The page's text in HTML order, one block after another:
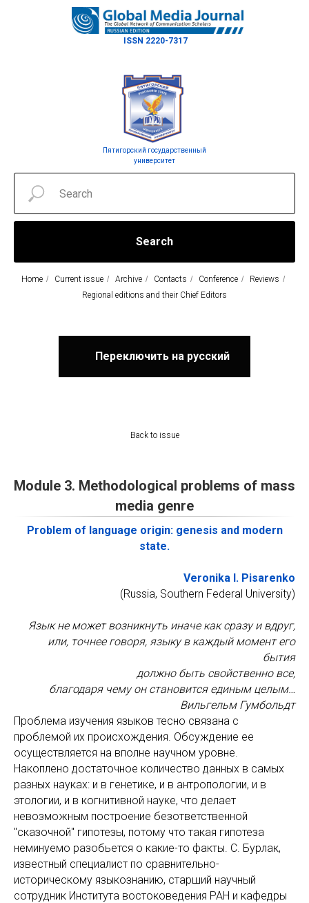
Пятигорский государственный
университет
ISSN 2220-7317
Search
Home / Current issue / Archive / Contacts / Conference / Reviews /
Regional editions and their Chief Editors
Переключить на русский
Back to issue
Module 3. Methodological problems of mass
media genre
Problem of language origin: genesis and modern
state.
Veronika I. Pisarenko
(Russia, Southern Federal University)
Язык не может возникнуть иначе как сразу и вдруг,
или, точнее говоря, языку в каждый момент его
бытия
должно быть свойственно все,
благодаря чему он становится единым целым…
Вильгельм Гумбольдт
Проблема изучения языков тесно связана с
проблемой их происхождения. Обсуждение ее
осуществляется на вполне научном уровне.
Накоплено достаточное количество данных в самых
разных науках: и в генетике, и в антропологии, и в
этологии, и в когнитивной науке, что делает
невозможным построение безответственной
"сказочной" гипотезы, потому что такая гипотеза
неминуемо разобьется о какие-то факты. С. Бурлак,
известный специалист по сравнительно-
историческому языкознанию, старший научный
сотрудник Института востоковедения РАН и кафедры